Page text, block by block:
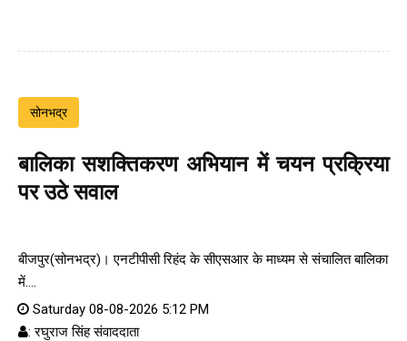
सोनभद्र
बालिका सशक्तिकरण अभियान में चयन प्रक्रिया
पर उठे सवाल
बीजपुर(सोनभद्र)। एनटीपीसी रिहंद के सीएसआर के माध्यम से संचालित बालिका
में....
Saturday 08-08-2026 5:12 PM
: रघुराज सिंह संवाददाता